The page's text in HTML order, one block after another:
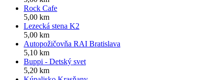
Rock Cafe
5,00 km
Lezecká stena K2
5,00 km
Autopožičovňa RAI Bratislava
5,10 km
Buppi - Detský svet
5,20 km